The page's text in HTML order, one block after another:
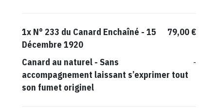
1x N° 233 du Canard Enchaîné - 15
Décembre 1920
79,00 €
Canard au naturel- Sans
accompagnement laissant s’exprimer tout
son fumet originel
-